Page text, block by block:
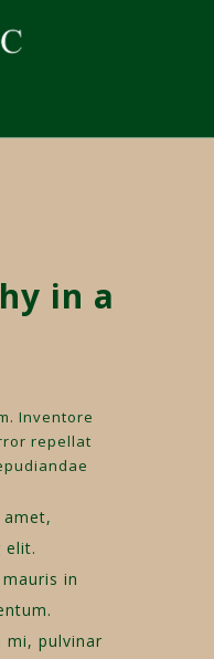
in a
Inventore
repellat
elit.
in
mi, pulvinar